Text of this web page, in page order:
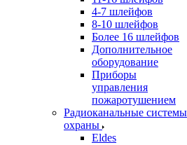
4-7 шлейфов
8-10 шлейфов
Более 16 шлейфов
Дополнительное
оборудование
Приборы
управления
пожаротушением
Радиоканальные системы
охраны
Eldes